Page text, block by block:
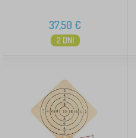
37,50 €
2 DNI